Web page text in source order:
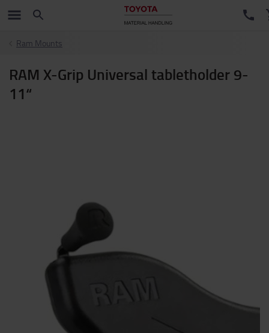
Ram Mounts
RAM X-Grip Universal tabletholder 9-
11“